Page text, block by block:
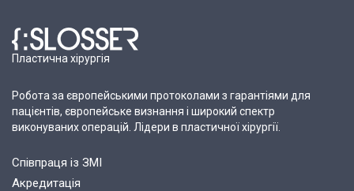
Пластична хірургія
Робота за європейськими протоколами з гарантіями для
пацієнтів, європейське визнання і широкий спектр
виконуваних операцій. Лідери в пластичної хірургії.
Співпраця із ЗМІ
Акредитація